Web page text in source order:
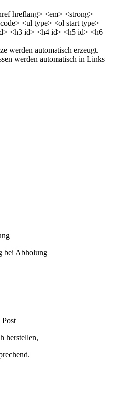
hreflang> <em> <strong>
<ul type> <ol start type>
<h3 id> <h4 id> <h5 id> <h6
werden automatisch erzeugt.
werden automatisch in Links
bei Abholung
Post
herstellen,